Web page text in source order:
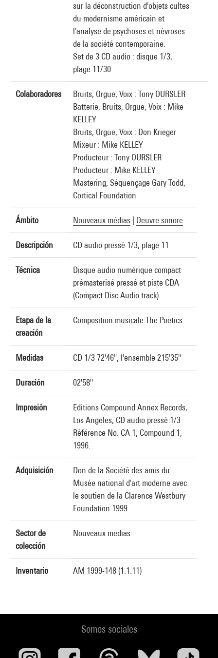
sur la déconstruction d'objets cultes
du modernisme américain et
l'analyse de psychoses et névroses
de la société contemporaine.
Set de 3 CD audio : disque 1/3,
plage 11/30
Colaboradores
Bruits, Orgue, Voix : Tony OURSLER
Batterie, Bruits, Orgue, Voix : Mike
KELLEY
Bruits, Orgue, Voix : Don Krieger
Mixeur : Mike KELLEY
Producteur : Tony OURSLER
Producteur : Mike KELLEY
Mastering, Séquençage Gary Todd,
Cortical Foundation
Ámbito Nouveaux médias Oeuvre sonore
Descripción CD audio pressé 1/3, plage 11
Técnica
Disque audio numérique compact
prémasterisé pressé et piste CDA
(Compact Disc Audio track)
Etapa de la
creación
Composition musicale The Poetics
Medidas CD 1/3 72'46", l'ensemble 215'35"
Duración 02'58"
Impresión
Editions Compound Annex Records,
Los Angeles, CD audio pressé 1/3
Référence No. CA 1, Compound 1,
1996.
Adquisición
Don de la Société des amis du
Musée national d'art moderne avec
le soutien de la Clarence Westbury
Foundation 1999
Sector de
colección
Nouveaux medias
Inventario AM 1999-148 (1.1.11)
Somos sociales